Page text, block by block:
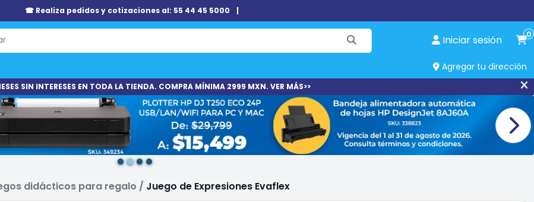
☎ Realiza pedidos y cotizaciones al: 55 44 45 5000 |
Iniciar sesión 0
Agregar tu dirección
SIN INTERESES EN TODA LA TIENDA. COMPRA MÍNIMA 2999 MXN. VER MÁS>>
didácticos para regalo / Juego de Expresiones Evaflex